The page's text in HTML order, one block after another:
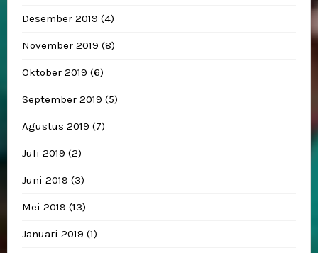
Desember 2019 (4)
November 2019 (8)
Oktober 2019 (6)
September 2019 (5)
Agustus 2019 (7)
Juli 2019 (2)
Juni 2019 (3)
Mei 2019 (13)
Januari 2019 (1)